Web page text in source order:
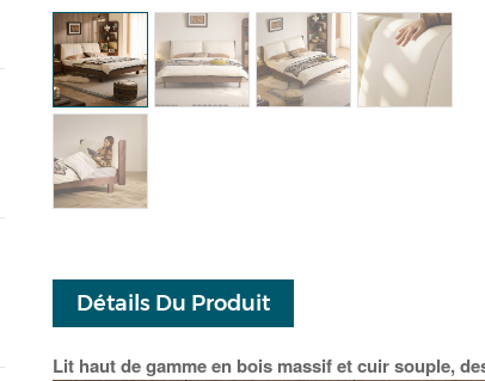
Détails Du Produit
Lit haut de gamme en bois massif et cuir souple,